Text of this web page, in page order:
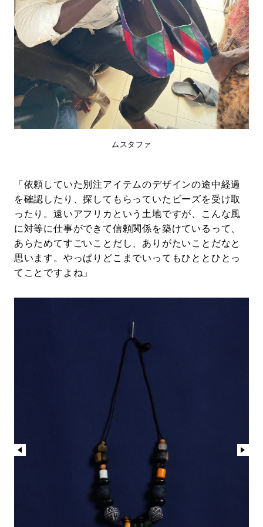
ムスタファ
「依頼していた別注アイテムのデザインの途中経過
を確認したり、探してもらっていたビーズを受け取
ったり。遠いアフリカという土地ですが、こんな風
に対等に仕事ができて信頼関係を築けているって、
あらためてすごいことだし、ありがたいことだなと
思います。やっぱりどこまでいってもひととひとっ
てことですよね」